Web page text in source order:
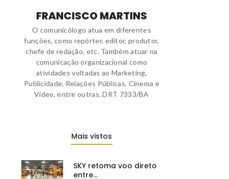
FRANCISCO MARTINS
O comunicólogo atua em diferentes
funções, como repórter, editor, produtor,
chefe de redação, etc. Também atuar na
comunicação organizacional como
atividades voltadas ao Marketing,
Publicidade, Relações Públicas, Cinema e
Vídeo, entre outras. DRT 7333/BA
Mais vistos
SKY retoma voo direto
entre…